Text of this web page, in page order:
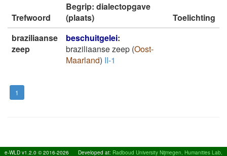
Trefwoord
Begrip: dialectopgave
(plaats)
Toelichting
braziliaanse
zeep
beschuitgelei:
braziliaanse zeep (Oost-
Maarland) II-1
1
e-WLD v1.2.0 © 2016-2026 Developed at: Radboud University Nijmegen, Humanities Lab,